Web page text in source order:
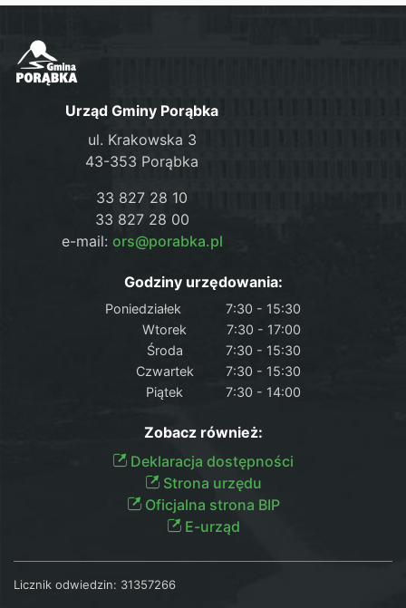
Urząd Gminy Porąbka
ul. Krakowska 3
43-353 Porąbka
33 827 28 10
33 827 28 00
e-mail: ors@porabka.pl
Godziny urzędowania:
Poniedziałek
7:30 - 15:30
Wtorek
7:30 - 17:00
Środa
7:30 - 15:30
Czwartek
7:30 - 15:30
Piątek
7:30 - 14:00
Zobacz również:
Deklaracja dostępności
Strona urzędu
Oficjalna strona BIP
E-urząd
Licznik odwiedzin: 31357266